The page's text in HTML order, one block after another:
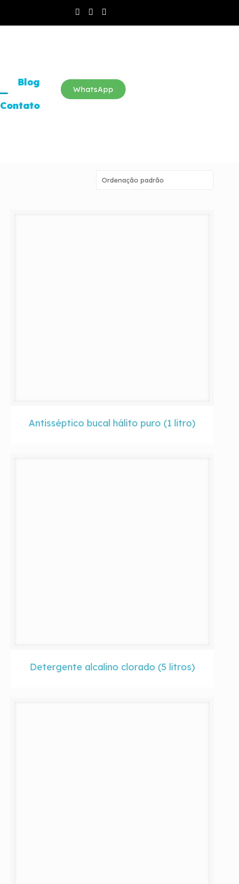
Blog
Contato
WhatsApp
Antisséptico bucal hálito puro (1 litro)
Detergente alcalino clorado (5 litros)